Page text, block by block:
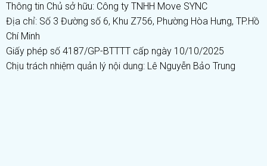
Thông tin Chủ sở hữu: Công ty TNHH Move SYNC
Địa chỉ: Số 3 Đường số 6, Khu Z756, Phường Hòa Hưng, TP.Hồ
Chí Minh
Giấy phép số 4187/GP-BTTTT cấp ngày 10/10/2025
Chịu trách nhiệm quản lý nội dung: Lê Nguyễn Bảo Trung